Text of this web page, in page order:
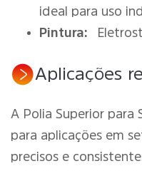
ideal para uso
Pintura:
Aplicações
A Polia Superior para
para aplicações em
precisos e